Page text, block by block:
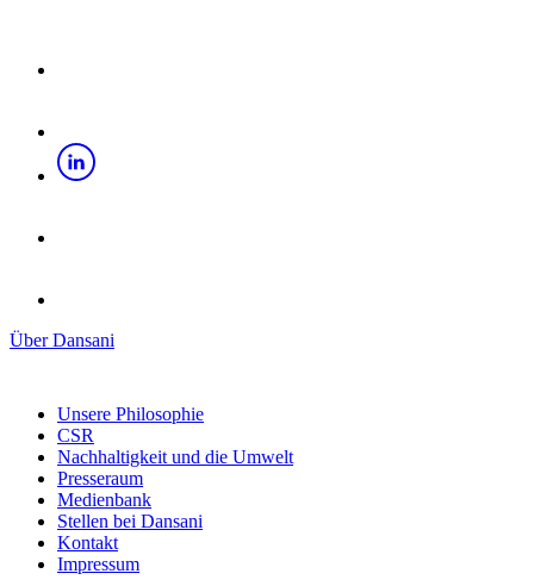
Über Dansani
Unsere Philosophie
CSR
Nachhaltigkeit und die Umwelt
Presseraum
Medienbank
Stellen bei Dansani
Kontakt
Impressum